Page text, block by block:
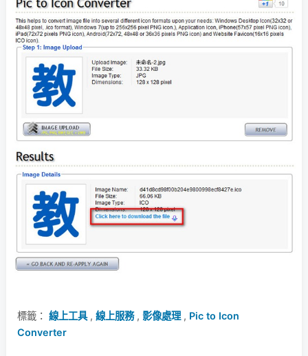
標籤： 線上工具, 線上服務, 影像處理 , Pic to Icon
Converter